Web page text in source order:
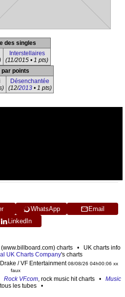
des singles
Interstellaires
(11/2015 • 1 pts)
par points
Désenchantée
(12/2013• 1 pts)
WhatsApp
Email
LinkedIn
charts • UK charts info
UK Charts Company's charts
/ VF Entertainment08/08/26 04h00:06 xx
faux
Rock VF.com, rock music hit charts • Music
les tubes •